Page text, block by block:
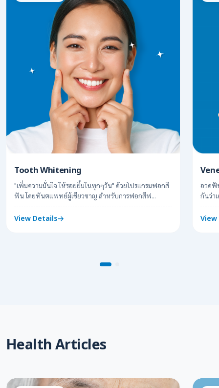
Tooth Whitening
"เพิ่มความมั่นใจ ให้รอยยิ้มในทุกๆวัน" ด้วยโปรแกรมฟอกสี
ฟัน โดยทันตแพทย์ผู้เชียวชาญ สำหรับการฟอกสีฟ...
View Details
อวดฟั
กันว่า
Health Articles